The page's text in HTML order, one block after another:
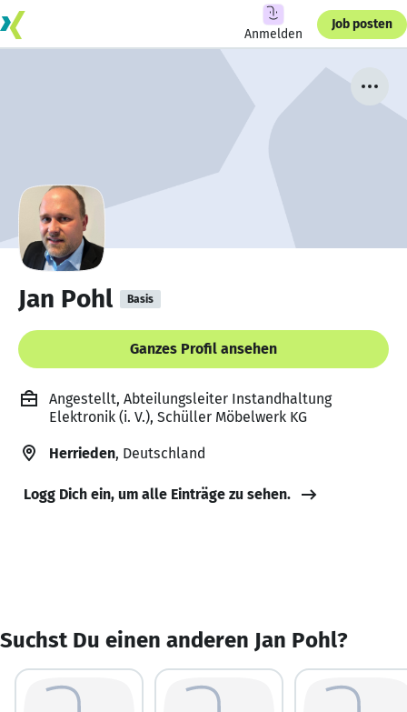
Anmelden
Job posten
Jan Pohl Basis
Ganzes Profil ansehen
Angestellt, Abteilungsleiter Instandhaltung
Elektronik (i. V.), Schüller Möbelwerk KG
Herrieden, Deutschland
Logg Dich ein, um alle Einträge zu sehen.
Suchst Du einen anderen Jan Pohl?